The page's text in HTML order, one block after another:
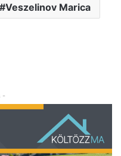
Veszelinov Marica
-